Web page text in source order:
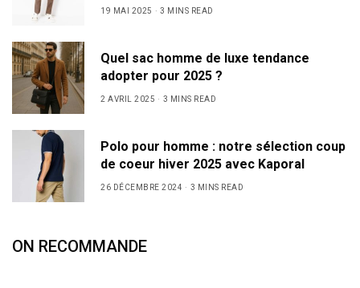
19 MAI 2025 3 MINS READ
Quel sac homme de luxe tendance
adopter pour 2025 ?
2 AVRIL 2025 3 MINS READ
Polo pour homme : notre sélection coup
de coeur hiver 2025 avec Kaporal
26 DÉCEMBRE 2024 3 MINS READ
ON RECOMMANDE